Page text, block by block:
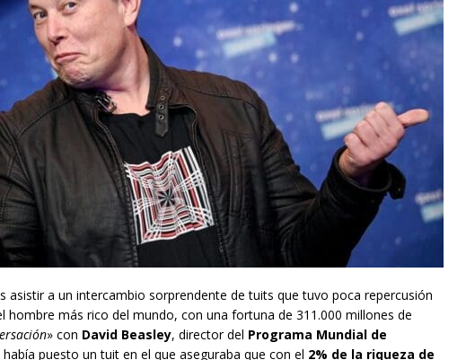
asistir a un intercambio sorprendente de tuits que tuvo poca repercusión
hombre más rico del mundo, con una fortuna de 311.000 millones de
» con David Beasley, director del Programa Mundial de
había puesto un tuit en el que aseguraba que con el 2% de la riqueza de